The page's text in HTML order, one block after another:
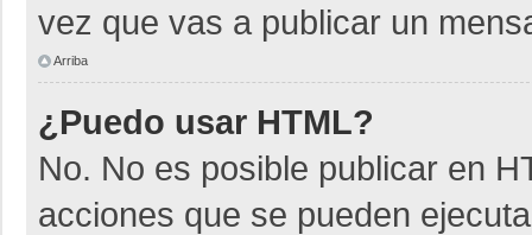
vez que vas a publicar un
Arriba
¿Puedo usar HTML?
No. No es posible publicar en
acciones que se pueden